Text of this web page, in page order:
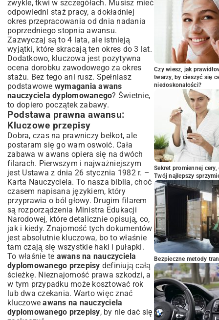
Aspekty finansowe i prestiż
Rozwój osobisty i zawodowy
zwykle, tkwi w szczegółach. Musisz mieć
odpowiedni staż pracy, a dokładniej
okres przepracowania od dnia nadania
poprzedniego stopnia awansu.
Zazwyczaj są to 4 lata, ale istnieją
wyjątki, które skracają ten okres do 3 lat.
Dodatkowo, kluczowa jest pozytywna
ocena dorobku zawodowego za okres
stażu. Bez tego ani rusz. Spełniasz
podstawowe wymagania awans
nauczyciela dyplomowanego? Świetnie,
to dopiero początek zabawy.
Podstawa prawna awansu:
Kluczowe przepisy
Dobra, czas na prawniczy bełkot, ale
postaram się go wam oswoić. Cała
zabawa w awans opiera się na dwóch
filarach. Pierwszym i najważniejszym
jest Ustawa z dnia 26 stycznia 1982 r. –
Karta Nauczyciela. To nasza biblia, choć
czasem napisana językiem, który
przyprawia o ból głowy. Drugim filarem
są rozporządzenia Ministra Edukacji
Narodowej, które detalicznie opisują, co,
jak i kiedy. Znajomość tych dokumentów
jest absolutnie kluczowa, bo to właśnie
tam czają się wszystkie haki i pułapki.
To właśnie te awans na nauczyciela
dyplomowanego przepisy definiują całą
ścieżkę. Nieznajomość prawa szkodzi, a
w tym przypadku może kosztować rok
lub dwa czekania. Warto więc znać
kluczoweawans na nauczyciela
dyplomowanego przepisy, by nie dać się
Czy wiesz, jak
twarzy, by cieszyć się
niedoskonałości?
Sekret promiennej
Twój najlepszy
Bezpieczne metody